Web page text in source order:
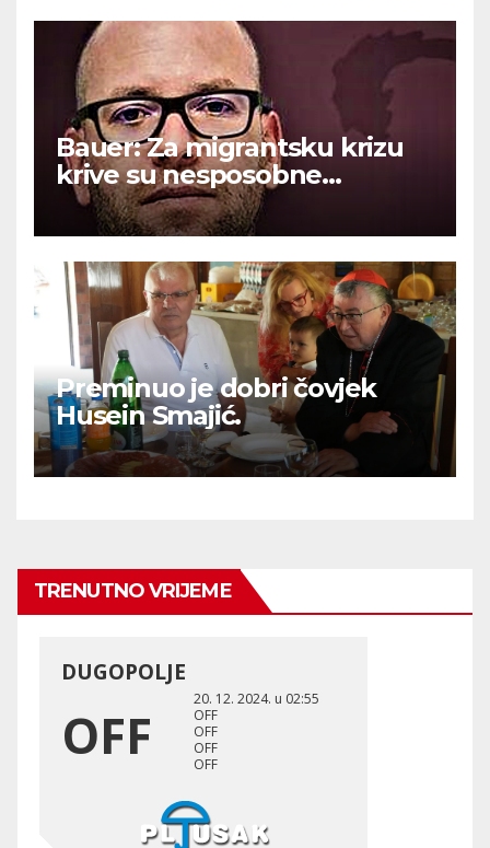
Bauer: Za migrantsku krizu
krive su nesposobne
ljevičarske vlasti.
Preminuo je dobri čovjek
Husein Smajić.
TRENUTNO VRIJEME